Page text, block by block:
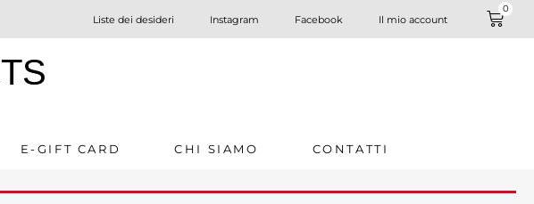
Liste dei desideri Instagram Facebook Il mio account
0
E-GIFT CARD CHI SIAMO CONTATTI